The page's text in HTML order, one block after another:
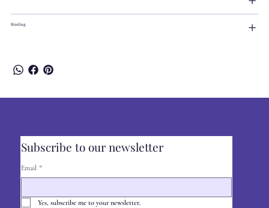
Binding
Subscribe to our newsletter
Email *
Yes, subscribe me to your newsletter.